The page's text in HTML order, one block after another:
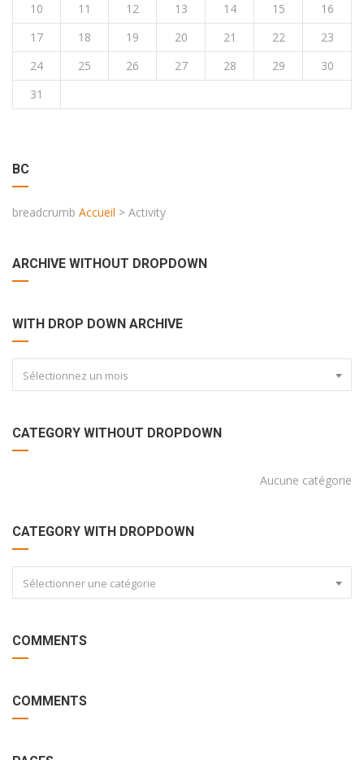
10
11 12 13 14 15
16
17
18 19 20 21 22
23
24
25 26 27 28 29
30
31
BC
breadcrumb Accueil > Activity
ARCHIVE WITHOUT DROPDOWN
WITH DROP DOWN ARCHIVE
Sélectionnez un mois
CATEGORY WITHOUT DROPDOWN
Aucune catégorie
CATEGORY WITH DROPDOWN
Sélectionner une catégorie
COMMENTS
COMMENTS